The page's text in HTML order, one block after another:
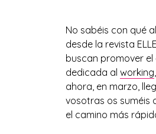
No sabéis con qué
desde la revista
buscan promover
dedicada al working
ahora, en marzo,
vosotras os suméis
el camino más